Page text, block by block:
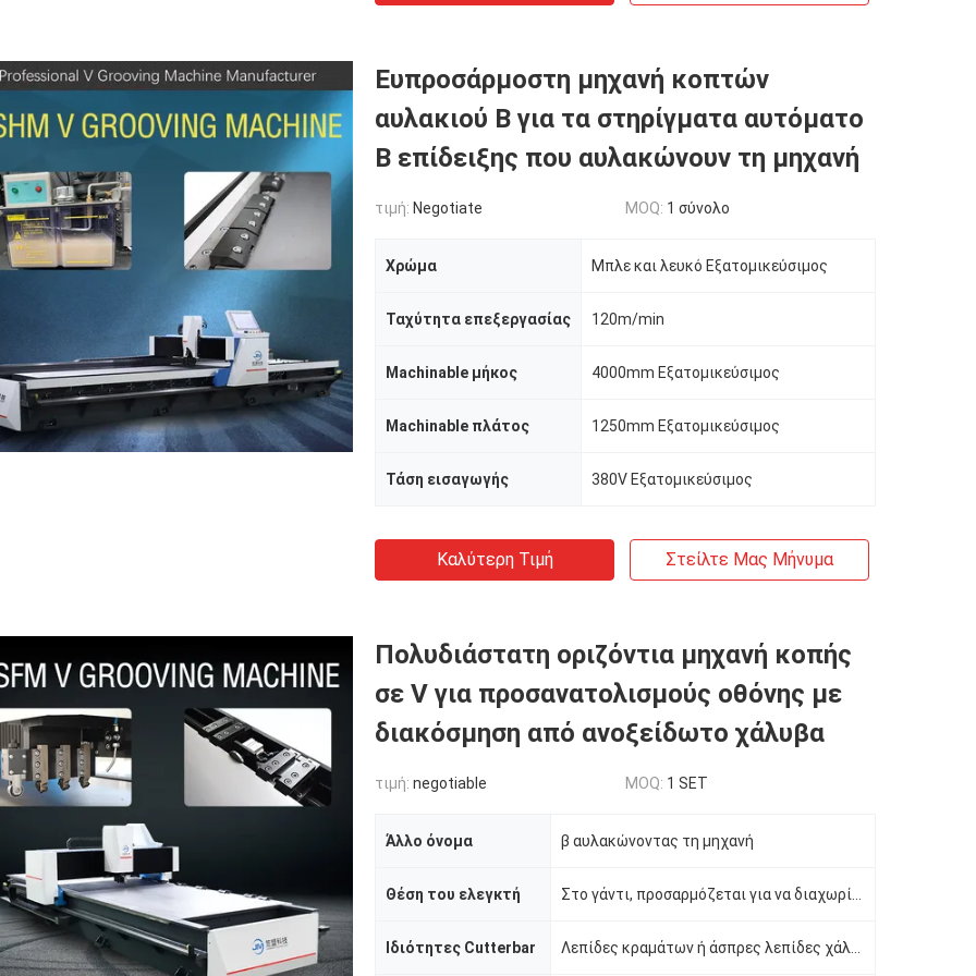
Ευπροσάρμοστη μηχανή κοπτών
αυλακιού Β για τα στηρίγματα αυτόματο
Β επίδειξης που αυλακώνουν τη μηχανή
τιμή: Negotiate MOQ: 1 σύνολο
Χρώμα Μπλε και λευκό Εξατομικεύσιμος
Ταχύτητα επεξεργασίας 120m/min
Machinable μήκος 4000mm Εξατομικεύσιμος
Machinable πλάτος 1250mm Εξατομικεύσιμος
Τάση εισαγωγής 380V Εξατομικεύσιμος
Καλύτερη Τιμή Στείλτε Μας Μήνυμα
Πολυδιάστατη οριζόντια μηχανή κοπής
σε V για προσανατολισμούς οθόνης με
διακόσμηση από ανοξείδωτο χάλυβα
τιμή: negotiable MOQ: 1 SET
Άλλο όνομα β αυλακώνοντας τη μηχανή
Θέση του ελεγκτή
Ιδιότητες Cutterbar